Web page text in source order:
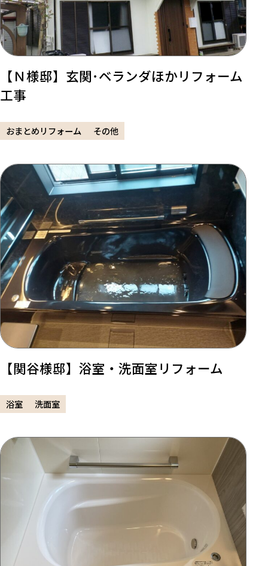
【Ｎ様邸】玄関･ベランダほかリフォーム
工事
おまとめリフォーム その他
【関谷様邸】浴室・洗面室リフォーム
浴室 洗面室